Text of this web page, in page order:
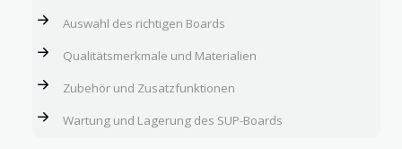
Auswahl des richtigen Boards
Qualitätsmerkmale und Materialien
Zubehör und Zusatzfunktionen
Wartung und Lagerung des SUP-Boards